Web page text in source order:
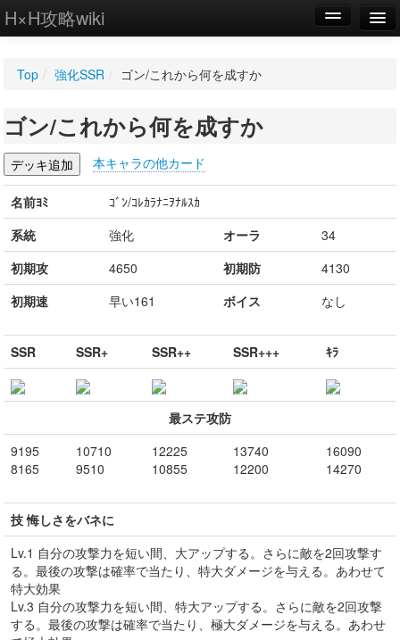
H×H攻略wiki
WIKI
設定
Top / 強化SSR / ゴン/これから何を成すか
ゴン/これから何を成すか
本キャラの他カード
名前ﾖﾐ
ｺﾞﾝ/ｺﾚｶﾗﾅﾆｦﾅﾙｽｶ
系統
強化 オーラ
34
初期攻
4650 初期防
4130
初期速
早い161 ボイス なし
SSR SSR+ SSR++ SSR+++ ｷﾗ
最ステ攻防
9195
8165
10710
9510
12225
10855
13740
12200
16090
14270
技 悔しさをバネに
Lv.1 自分の攻撃力を短い間、大アップする。さらに敵を2回攻撃す
る。最後の攻撃は確率で当たり、特大ダメージを与える。あわせて
特大効果
Lv.3 自分の攻撃力を短い間、特大アップする。さらに敵を2回攻撃
する。最後の攻撃は確率で当たり、極大ダメージを与える。あわせ